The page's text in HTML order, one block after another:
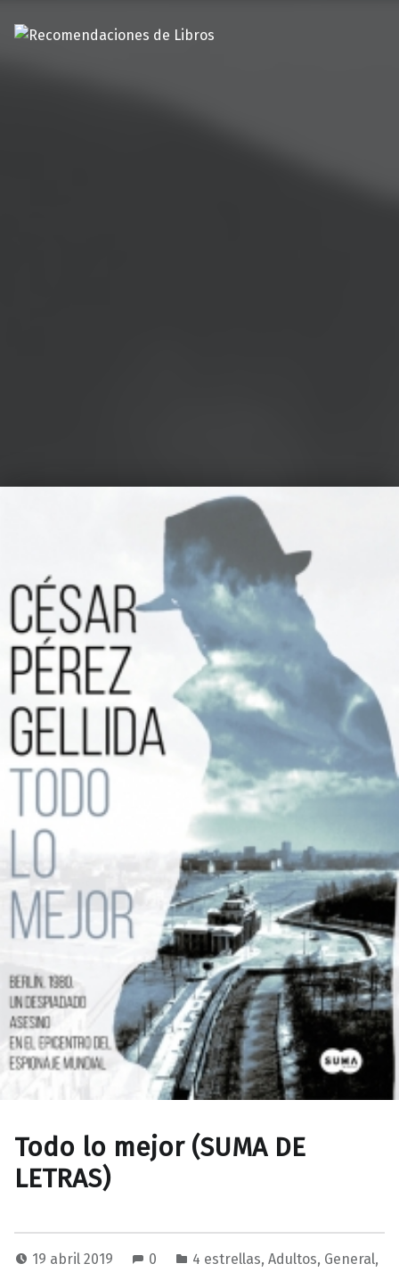
Todo lo mejor (SUMA DE
LETRAS)
19 abril 2019 0 4 estrellas, Adultos, General,